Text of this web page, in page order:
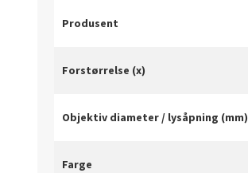
Produsent
Forstørrelse (x)
Objektiv diameter / lysåpning (mm)
Farge